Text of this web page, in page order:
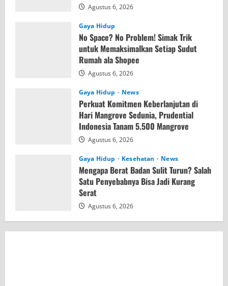
Agustus 6, 2026
Gaya Hidup
No Space? No Problem! Simak Trik
untuk Memaksimalkan Setiap Sudut
Rumah ala Shopee
Agustus 6, 2026
Gaya Hidup News
Perkuat Komitmen Keberlanjutan di
Hari Mangrove Sedunia, Prudential
Indonesia Tanam 5.500 Mangrove
Agustus 6, 2026
Gaya Hidup Kesehatan News
Mengapa Berat Badan Sulit Turun? Salah
Satu Penyebabnya Bisa Jadi Kurang
Serat
Agustus 6, 2026